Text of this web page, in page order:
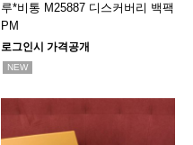
루*비통 M25887 디스커버리 백팩
PM
로그인시 가격공개
NEW